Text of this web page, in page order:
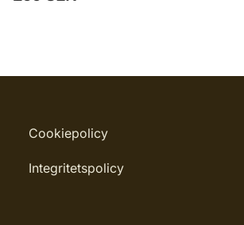
Cookiepolicy
Integritetspolicy